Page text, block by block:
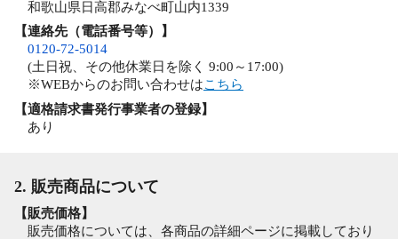
和歌山県日高郡みなべ町山内1339
【連絡先（電話番号等）】
0120-72-5014
(土日祝、その他休業日を除く 9:00～17:00)
※WEBからのお問い合わせはこちら
【適格請求書発行事業者の登録】
あり
2. 販売商品について
【販売価格】
販売価格については、各商品の詳細ページに掲載しており